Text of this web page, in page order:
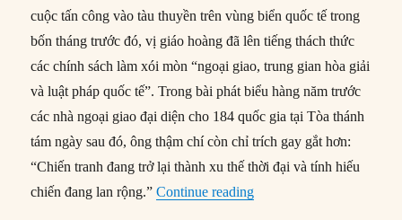
cuộc tấn công vào tàu thuyền trên vùng biển quốc tế trong
bốn tháng trước đó, vị giáo hoàng đã lên tiếng thách thức
các chính sách làm xói mòn “ngoại giao, trung gian hòa giải
và luật pháp quốc tế”. Trong bài phát biểu hàng năm trước
các nhà ngoại giao đại diện cho 184 quốc gia tại Tòa thánh
tám ngày sau đó, ông thậm chí còn chỉ trích gay gắt hơn:
“Chiến tranh đang trở lại thành xu thế thời đại và tính hiếu
chiến đang lan rộng.”Continue reading“Giáo hoàng Leo XIV: